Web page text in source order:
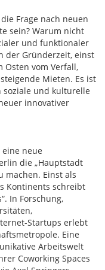
Frage nach neuen
sein? Warum nicht
und funktionaler
der Gründerzeit, einst
Osten vom Verfall,
Mieten. Es ist
soziale und kulturelle
innovativer
neue
die „Hauptstadt
machen. Einst als
Kontinents schreibt
In Forschung,
Startups erlebt
Eine
Arbeitswelt
Coworking Spaces